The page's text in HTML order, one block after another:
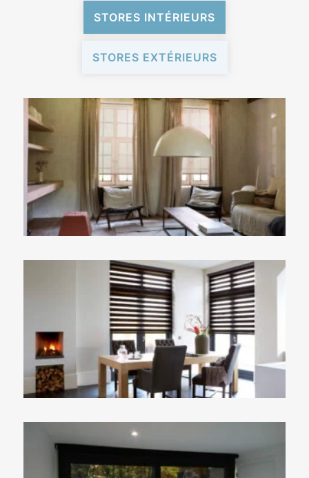
STORES INTÉRIEURS
STORES EXTÉRIEURS